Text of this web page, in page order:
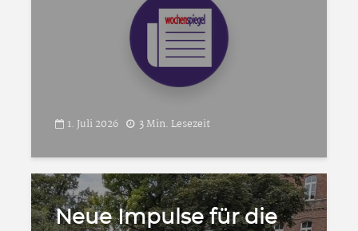
1. Juli 2026 3 Min. Lesezeit
Neue Impulse für die